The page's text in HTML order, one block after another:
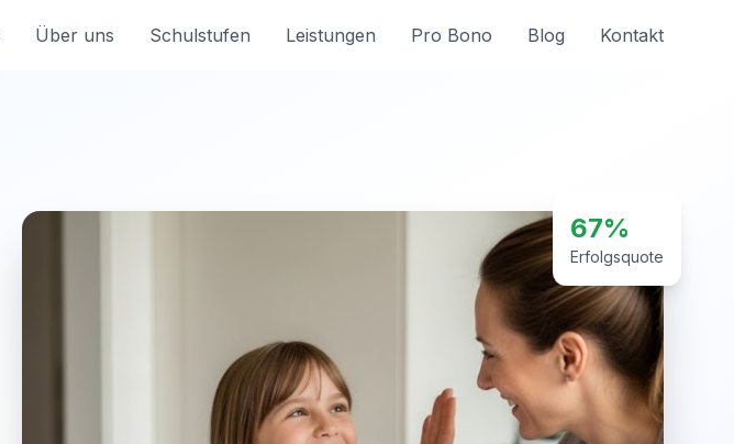
Über uns Schulstufen Leistungen Pro Bono Blog Kontakt
67%
Erfolgsquote